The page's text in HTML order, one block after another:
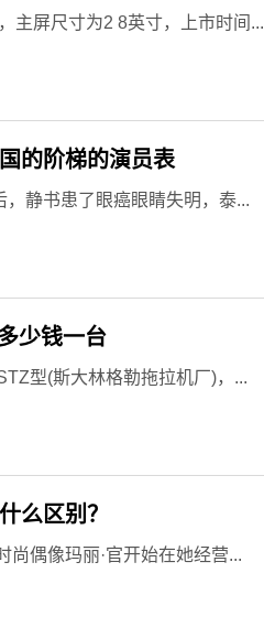
主屏尺寸为2 8英寸，上市时间...
的阶梯的演员表
静书患了眼癌眼睛失明，泰...
少钱一台
型(斯大林格勒拖拉机厂)，...
么区别？
偶像玛丽·官开始在她经营...